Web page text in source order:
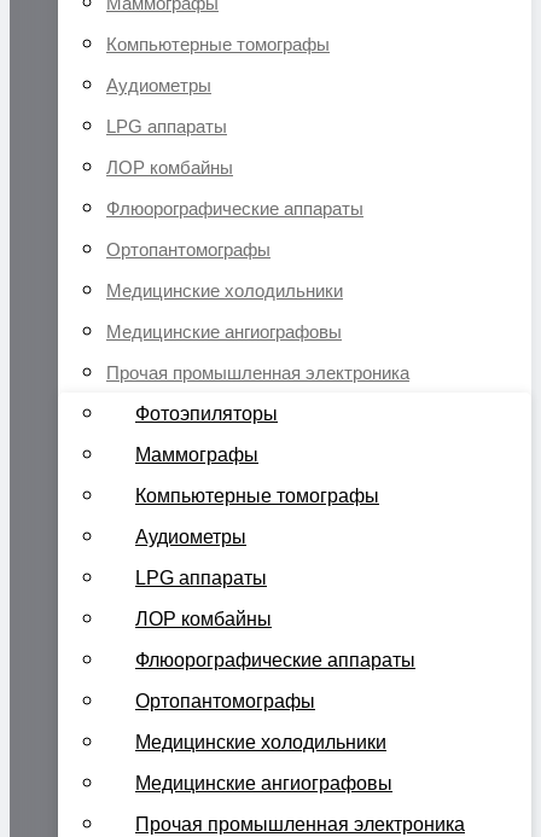
Компьютерные томографы
Аудиометры
LPG аппараты
ЛОР комбайны
Флюорографические аппараты
Ортопантомографы
Медицинские холодильники
Медицинские ангиографовы
Прочая промышленная электроника
Фотоэпиляторы
Маммографы
Компьютерные томографы
Аудиометры
LPG аппараты
ЛОР комбайны
Флюорографические аппараты
Ортопантомографы
Медицинские холодильники
Медицинские ангиографовы
Прочая промышленная электроника